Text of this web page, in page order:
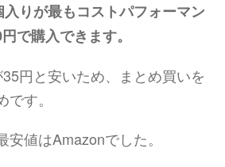
りが最もコストパフォーマン
で購入できます。
円と安いため、まとめ買いを
す。
値はAmazonでした。